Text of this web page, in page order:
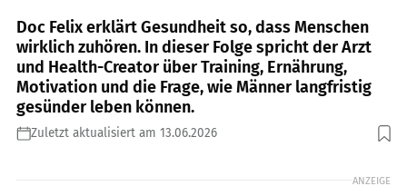
Doc Felix erklärt Gesundheit so, dass Menschen
wirklich zuhören. In dieser Folge spricht der Arzt
und Health-Creator über Training, Ernährung,
Motivation und die Frage, wie Männer langfristig
gesünder leben können.
Zuletzt aktualisiert am 13.06.2026
Foto: PR
ANZEIGE